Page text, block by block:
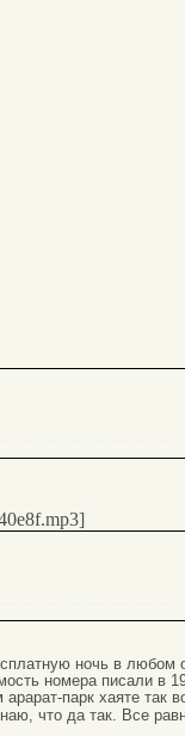
ночь в любом
номера писали
парк хаяте
что да так. Все